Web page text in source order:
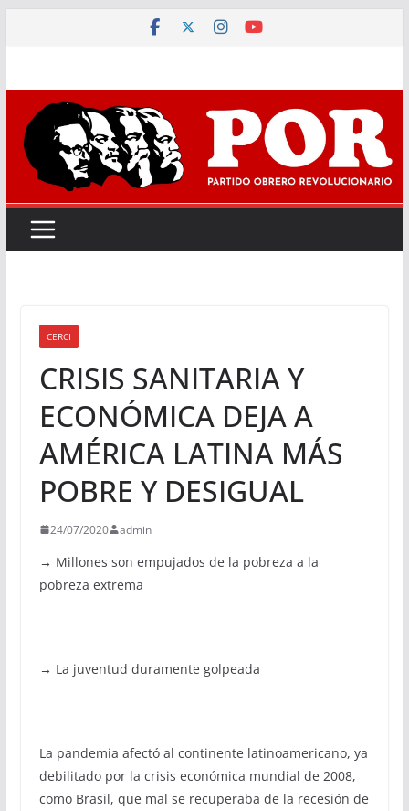
CERCI
CRISIS SANITARIA Y
ECONÓMICA DEJA A
AMÉRICA LATINA MÁS
POBRE Y DESIGUAL
24/07/2020 admin
→ Millones son empujados de la pobreza a la
pobreza extrema
→ La juventud duramente golpeada
La pandemia afectó al continente latinoamericano, ya
debilitado por la crisis económica mundial de 2008,
como Brasil, que mal se recuperaba de la recesión de